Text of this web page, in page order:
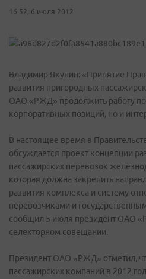
16:52, 6 июля 2012
Владимир Якунин: «Принятие
развития пригородных
ОАО «РЖД» продолжить работу по
корпоративных позиций, но и
В настоящее время в
обсуждается проект концепции
пассажирских перевозок
которая должна закрепить
развития комплекса и систему
перевозчиками и
сообщил 5 июля президент ОАО
селекторном совещании.
Президент ОАО «РЖД» отметил,
пассажирских компаний в 2012